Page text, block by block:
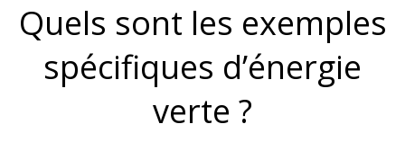
Quels sont les exemples
spécifiques d’énergie
verte ?